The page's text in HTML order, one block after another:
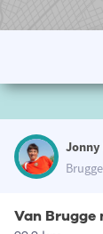
Jonny
Van Brugge